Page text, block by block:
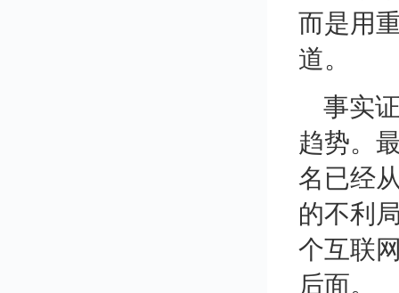
而是用
道。
事实
趋势。
名已经
的不利
个互联
后面。